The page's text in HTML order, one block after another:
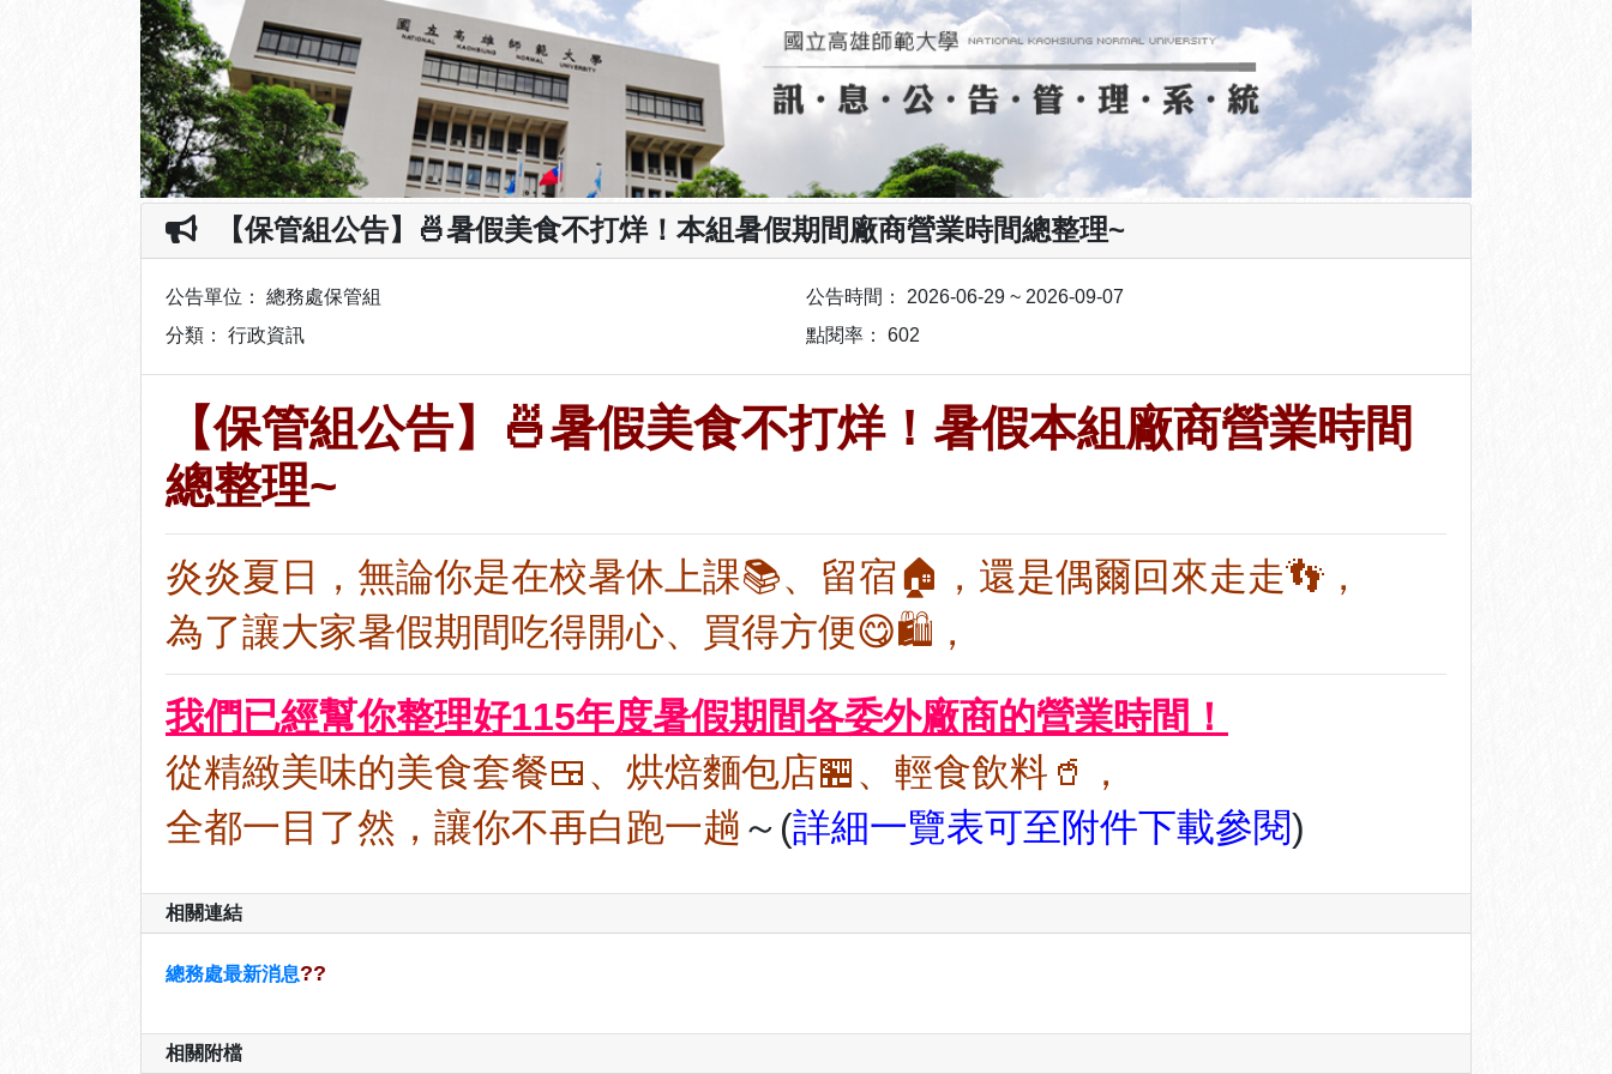
【保管組公告】🍜暑假美食不打烊！本組暑假期間廠商營業時間總整理~
公告單位： 總務處保管組 公告時間： 2026-06-29 ~ 2026-09-07
分類： 行政資訊 點閱率： 602
【保管組公告】🍜暑假美食不打烊！暑假本組廠商營業時間
總整理~
炎炎夏日，無論你是在校暑休上課📚、留宿🏠，還是偶爾回來走走👣，
為了讓大家暑假期間吃得開心、買得方便😋🛍️，
我們已經幫你整理好115年度暑假期間各委外廠商的營業時間！
從精緻美味的美食套餐🍱、烘焙麵包店🏪、輕食飲料🥤，
全都一目了然，讓你不再白跑一趟 ～(詳細一覽表可至附件下載參閱)
相關連結
總務處最新消息??
相關附檔